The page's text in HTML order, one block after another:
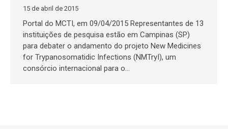
15 de abril de 2015
Portal do MCTI, em 09/04/2015 Representantes de 13
instituições de pesquisa estão em Campinas (SP)
para debater o andamento do projeto New Medicines
for Trypanosomatidic Infections (NMTryI), um
consórcio internacional para o…